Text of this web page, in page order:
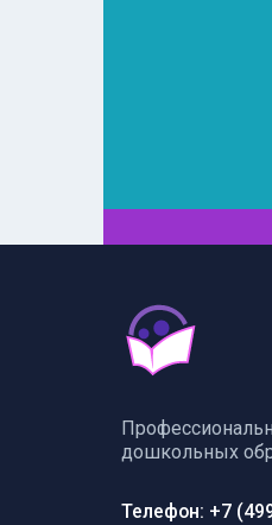
дошкольных
Телефон: +7